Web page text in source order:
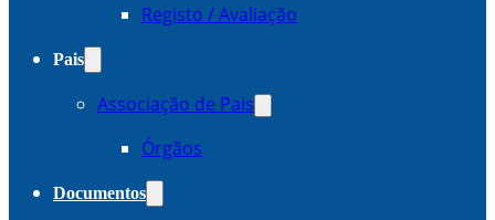
Registo / Avaliação
Pais
Associação de Pais
Órgãos
Documentos